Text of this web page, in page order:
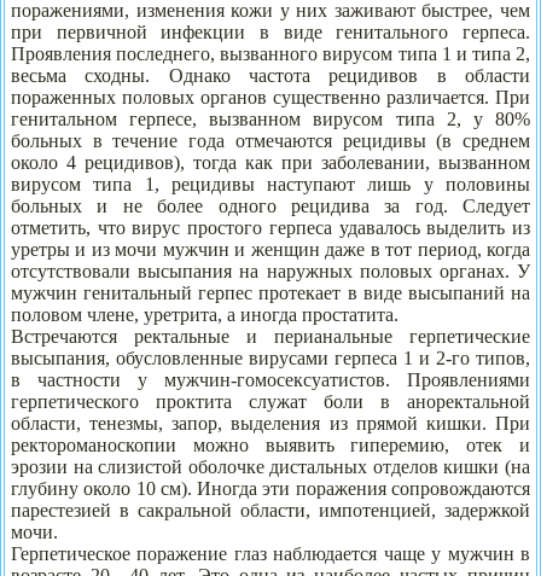
поражениями, изменения кожи у них заживают быстрее, чем
при первичной инфекции в виде генитального герпеса.
Проявления последнего, вызванного вирусом типа 1 и типа 2,
весьма сходны. Однако частота рецидивов в области
пораженных половых органов существенно различается. При
генитальном герпесе, вызванном вирусом типа 2, у 80%
больных в течение года отмечаются рецидивы (в среднем
около 4 рецидивов), тогда как при заболевании, вызванном
вирусом типа 1, рецидивы наступают лишь у половины
больных и не более одного рецидива за год. Следует
отметить, что вирус простого герпеса удавалось выделить из
уретры и из мочи мужчин и женщин даже в тот период, когда
отсутствовали высыпания на наружных половых органах. У
мужчин генитальный герпес протекает в виде высыпаний на
половом члене, уретрита, а иногда простатита.
Встречаются ректальные и перианальные герпетические
высыпания, обусловленные вирусами герпеса 1 и 2-го типов,
в частности у мужчин-гомосексуатистов. Проявлениями
герпетического проктита служат боли в аноректальной
области, тенезмы, запор, выделения из прямой кишки. При
ректороманоскопии можно выявить гиперемию, отек и
эрозии на слизистой оболочке дистальных отделов кишки (на
глубину около 10 см). Иногда эти поражения сопровождаются
парестезией в сакральной области, импотенцией, задержкой
мочи.
Герпетическое поражение глаз наблюдается чаще у мужчин в